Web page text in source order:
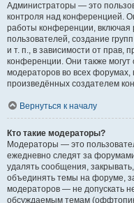
Администраторы — это
контроля над конференцией.
работы конференции, включая
пользователей, создание
и т. п., в зависимости от прав,
конференции. Они также
модераторов во всех форумах,
произведённых создателем
Вернуться к началу
Кто такие модераторы?
Модераторы — это
ежедневно следят за
удалять сообщения,
объединять темы на форуме,
модераторов — не допускать
обсуждаемым темам